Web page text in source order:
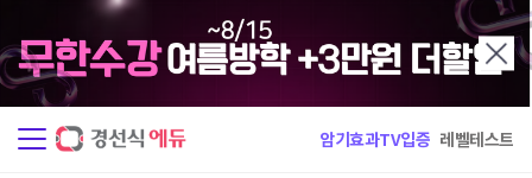
암기효과TV입증 레벨테스트